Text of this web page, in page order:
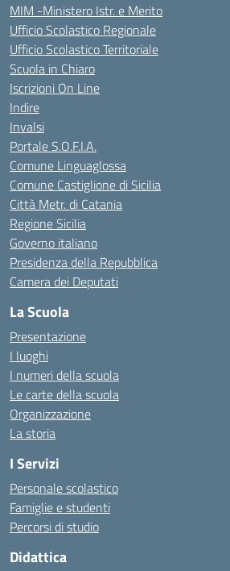
MIM -Ministero Istr. e Merito
Ufficio Scolastico Regionale
Ufficio Scolastico Territoriale
Scuola in Chiaro
Iscrizioni On Line
Indire
Invalsi
Portale S.O.F.I.A.
Comune Linguaglossa
Comune Castiglione di Sicilia
Città Metr. di Catania
Regione Sicilia
Governo italiano
Presidenza della Repubblica
Camera dei Deputati
La Scuola
Presentazione
I luoghi
I numeri della scuola
Le carte della scuola
Organizzazione
La storia
I Servizi
Personale scolastico
Famiglie e studenti
Percorsi di studio
Didattica